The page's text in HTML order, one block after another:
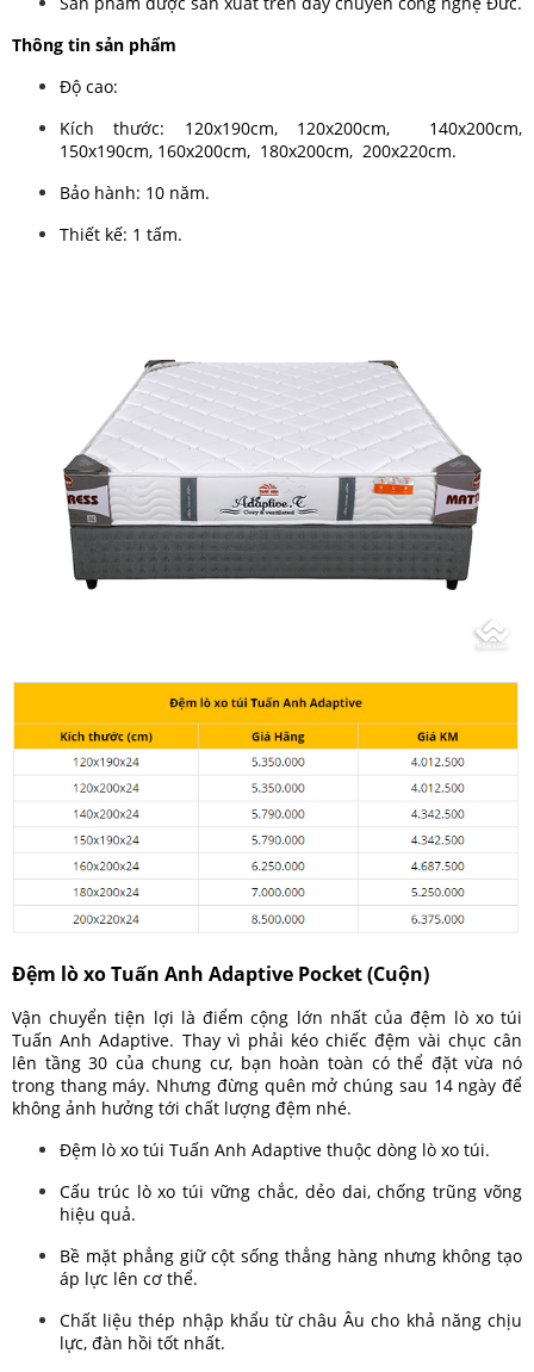
Thông tin sản phẩm
Độ cao:
Kích thước: 120x190cm, 120x200cm, 140x200cm,
150x190cm, 160x200cm, 180x200cm, 200x220cm.
Bảo hành: 10 năm.
Thiết kế: 1 tấm.
Đệm lò xo Tuấn Anh Adaptive Pocket (Cuộn)
Vận chuyển tiện lợi là điểm cộng lớn nhất của đệm lò xo túi
Tuấn Anh Adaptive. Thay vì phải kéo chiếc đệm vài chục cân
lên tầng 30 của chung cư, bạn hoàn toàn có thể đặt vừa nó
trong thang máy. Nhưng đừng quên mở chúng sau 14 ngày để
không ảnh hưởng tới chất lượng đệm nhé.
Đệm lò xo túi Tuấn Anh Adaptive thuộc dòng lò xo túi.
Cấu trúc lò xo túi vững chắc, dẻo dai, chống trũng võng
hiệu quả.
Bề mặt phẳng giữ cột sống thẳng hàng nhưng không tạo
áp lực lên cơ thể.
Chất liệu thép nhập khẩu từ châu Âu cho khả năng chịu
lực, đàn hồi tốt nhất.